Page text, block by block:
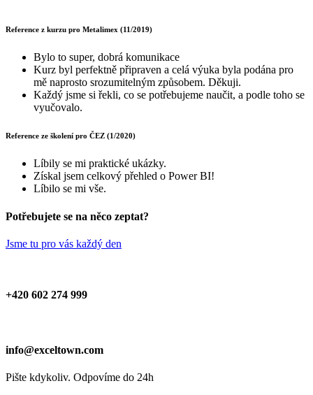
Reference z kurzu pro Metalimex (11/2019)
Bylo to super, dobrá komunikace
Kurz byl perfektně připraven a celá výuka byla podána pro
mě naprosto srozumitelným způsobem. Děkuji.
Každý jsme si řekli, co se potřebujeme naučit, a podle toho se
vyučovalo.
Reference ze školení pro ČEZ (1/2020)
Líbily se mi praktické ukázky.
Získal jsem celkový přehled o Power BI!
Líbilo se mi vše.
Potřebujete se na něco zeptat?
Jsme tu pro vás každý den
+420 602 274 999
info@exceltown.com
Pište kdykoliv. Odpovíme do 24h